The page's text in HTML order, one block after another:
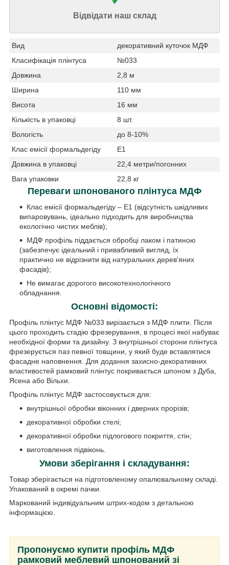
Відвідати наш склад
Вид
декоративний куточок МДФ
Класифікація плінтуса
№033
Довжина
2,8 м
Ширина
110 мм
Висота
16 мм
Кількість в упаковці
8 шт.
Вологість
до 8-10%
Клас емісії формальдегіду
Е1
Довжина в упаковці
22,4 метри/погонних
Вага упаковки
22,8 кг
Переваги шпонованого плінтуса МДФ
Клас емісії формальдегіду – Е1 (відсутність шкідливих
випаровувань, ідеально підходить для виробництва
екологічно чистих меблів);
МДФ профіль піддається обробці лаком і патиною
(забезпечує ідеальний і привабливий вигляд, їх
практично не відрізнити від натуральних дерев'яних
фасадів);
Не вимагає дорогого високотехнологічного
обладнання.
Основні відомості:
Профіль плінтус МДФ №033 вирізається з МДФ плити. Після
цього проходить стадію фрезерування, в процесі якої набуває
необхідної форми та дизайну. З внутрішньої сторони плінтуса
фрезерується паз певної товщини, у який буде вставлятися
фасадне наповнення. Для додання захисно-декоративних
властивостей рамковий плінтус покривається шпоном з Дуба,
Ясена або Вільхи.
Профіль плінтус МДФ застосовується для:
внутрішньої обробки віконних і дверних прорізів;
декоративної обробки стелі;
декоративної обробки підлогового покриття, стін;
виготовлення підвіконь.
Умови зберігання і складування:
Товар зберігається на підготовленому опалювальному складі.
Упакований в окремі пачки.
Маркований індивідуальним штрих-кодом з детальною
інформацією.
Пропонуємо купити профіль МДФ
рамковий меблевий шпонований зі